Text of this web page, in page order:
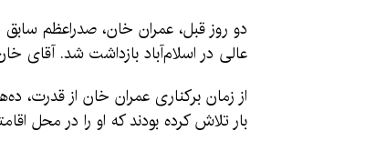
دو روز قبل، عمران خان، صدراعظم
عالی در اسلام‌آباد بازداشت شد. آقای
از زمان برکناری عمران خان از قدرت،
بار تلاش کرده بودند که او را در محل